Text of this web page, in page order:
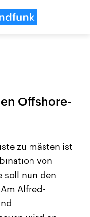
USA
Aktuelle Beiträge,
Hintergründe
Wirtschaftlich und
gehören die Vereinigten
den mächtigsten Ländern
Offshore-
zu mästen ist
von
soll nun den
Alfred-